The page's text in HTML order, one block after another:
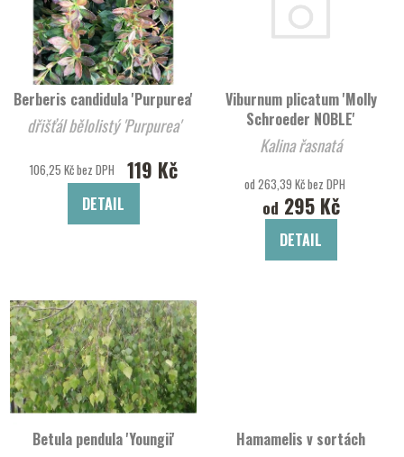
Berberis candidula 'Purpurea'
dřišťál bělolistý 'Purpurea'
106,25 Kč bez DPH 119 Kč
DETAIL
Viburnum plicatum 'Molly
Schroeder NOBLE'
Kalina řasnatá
od 263,39 Kč bez DPH
od 295 Kč
DETAIL
Betula pendula 'Youngii' Hamamelis v sortách